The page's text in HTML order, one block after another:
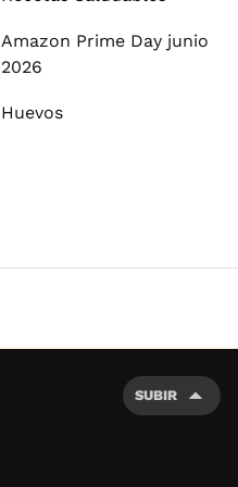
Amazon Prime Day junio
2026
Huevos
SUBIR